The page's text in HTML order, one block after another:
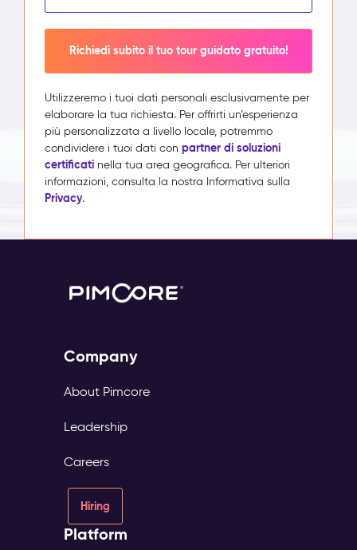
Richiedi subito il tuo tour guidato gratuito!
Utilizzeremo i tuoi dati personali esclusivamente per
elaborare la tua richiesta. Per offrirti un’esperienza
più personalizzata a livello locale, potremmo
condividere i tuoi dati con partner di soluzioni
certificati nella tua area geografica. Per ulteriori
informazioni, consulta la nostra Informativa sulla
Privacy.
Company
About Pimcore
Leadership
Careers
Hiring
Platform